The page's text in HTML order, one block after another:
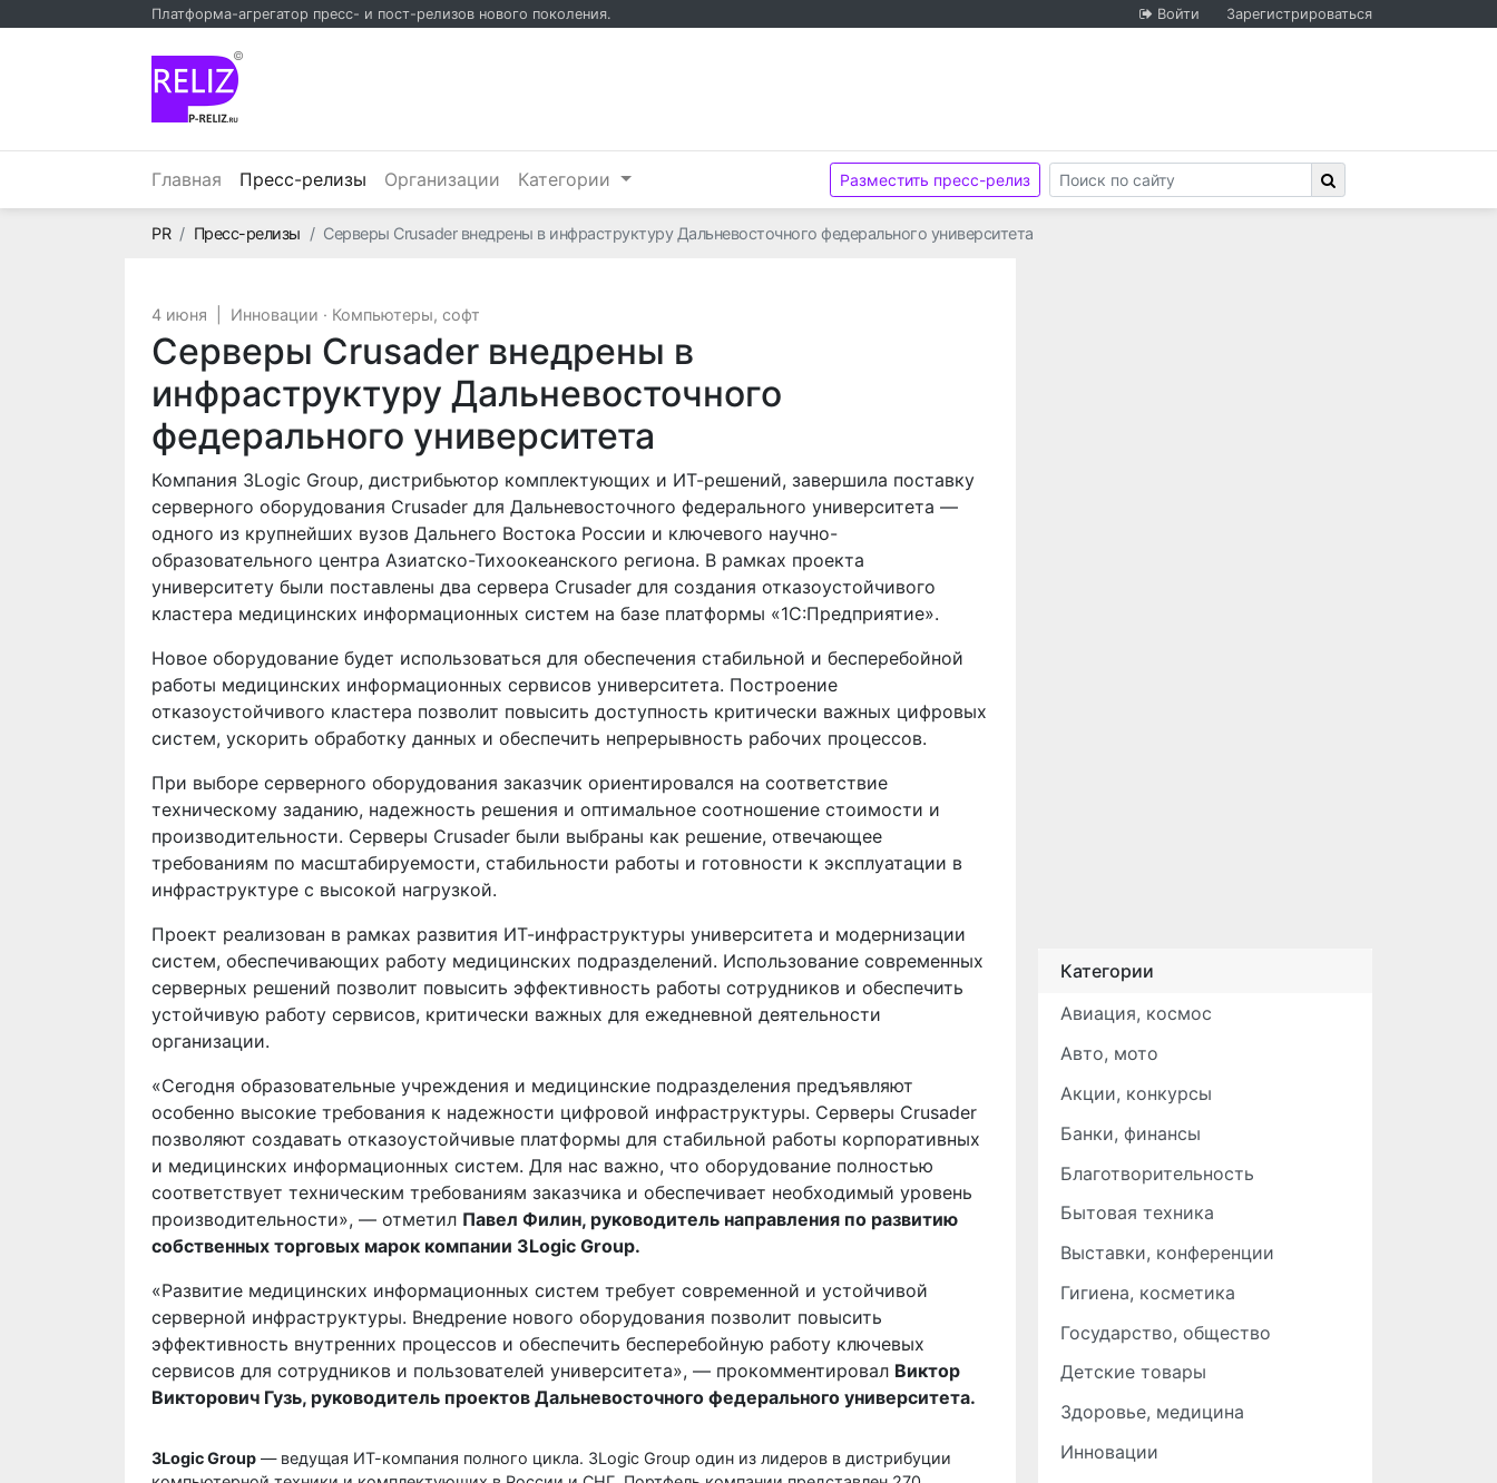
Платформа-агрегатор пресс- и пост-релизов нового поколения. Войти Зарегистрироваться
©
Главная Пресс-релизы (текущий)
Организации Категории Разместить пресс-релиз
PRГлавная
Пресс-релизы Серверы Crusader внедрены в инфраструктуру Дальневосточного федерального университета
4 июня Инновации · Компьютеры, софт
Серверы Crusader внедрены в
инфраструктуру Дальневосточного
федерального университета
Компания 3Logic Group, дистрибьютор комплектующих и ИТ-решений, завершила поставку
серверного оборудования Crusader для Дальневосточного федерального университета —
одного из крупнейших вузов Дальнего Востока России и ключевого научно-
образовательного центра Азиатско-Тихоокеанского региона. В рамках проекта
университету были поставлены два сервера Crusader для создания отказоустойчивого
кластера медицинских информационных систем на базе платформы «1С:Предприятие».
Новое оборудование будет использоваться для обеспечения стабильной и бесперебойной
работы медицинских информационных сервисов университета. Построение
отказоустойчивого кластера позволит повысить доступность критически важных цифровых
систем, ускорить обработку данных и обеспечить непрерывность рабочих процессов.
При выборе серверного оборудования заказчик ориентировался на соответствие
техническому заданию, надежность решения и оптимальное соотношение стоимости и
производительности. Серверы Crusader были выбраны как решение, отвечающее
требованиям по масштабируемости, стабильности работы и готовности к эксплуатации в
инфраструктуре с высокой нагрузкой.
Проект реализован в рамках развития ИТ-инфраструктуры университета и модернизации
систем, обеспечивающих работу медицинских подразделений. Использование современных
серверных решений позволит повысить эффективность работы сотрудников и обеспечить
устойчивую работу сервисов, критически важных для ежедневной деятельности
организации.
«Сегодня образовательные учреждения и медицинские подразделения предъявляют
особенно высокие требования к надежности цифровой инфраструктуры. Серверы Crusader
позволяют создавать отказоустойчивые платформы для стабильной работы корпоративных
и медицинских информационных систем. Для нас важно, что оборудование полностью
соответствует техническим требованиям заказчика и обеспечивает необходимый уровень
производительности», — отметил Павел Филин, руководитель направления по развитию
собственных торговых марок компании 3Logic Group.
«Развитие медицинских информационных систем требует современной и устойчивой
серверной инфраструктуры. Внедрение нового оборудования позволит повысить
эффективность внутренних процессов и обеспечить бесперебойную работу ключевых
сервисов для сотрудников и пользователей университета», — прокомментировал Виктор
Викторович Гузь, руководитель проектов Дальневосточного федерального университета.
3Logic Group — ведущая ИТ-компания полного цикла. 3Logic Group один из лидеров в дистрибуции
Категории
Авиация, космос
Авто, мото
Акции, конкурсы
Банки, финансы
Благотворительность
Бытовая техника
Выставки, конференции
Гигиена, косметика
Государство, общество
Детские товары
Здоровье, медицина
Инновации